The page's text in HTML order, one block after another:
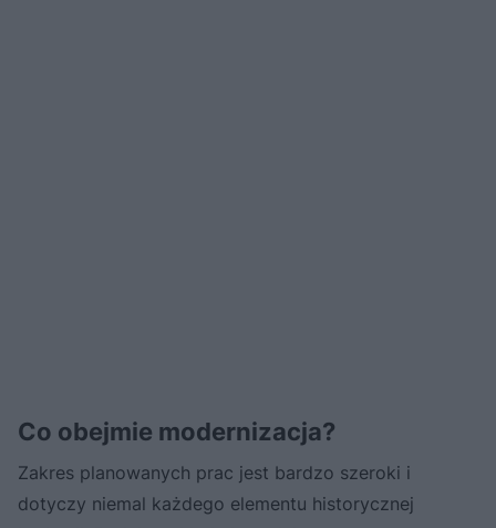
Co obejmie modernizacja?
Zakres planowanych prac jest bardzo szeroki i
dotyczy niemal każdego elementu historycznej